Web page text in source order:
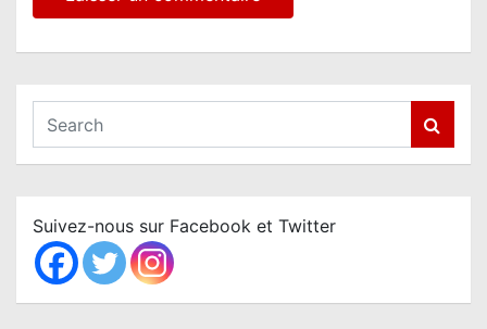
a
c
h
Suivez-nous sur Facebook et Twitter